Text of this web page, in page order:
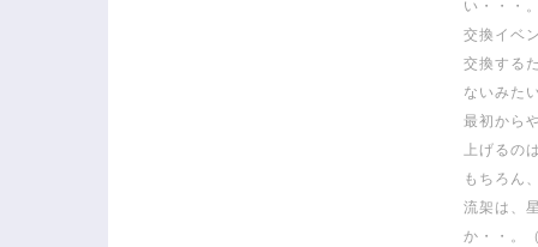
い・・・
交換イベ
交換する
ないみた
最初から
上げるの
もちろん
流架は、
か・・。